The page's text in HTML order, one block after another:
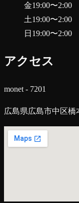
金19:00〜2:00
土19:00〜2:00
日 19:00〜2:00
アクセス
monet - 7201
広島県広島市中区橋